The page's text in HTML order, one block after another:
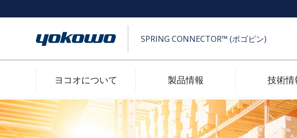
SPRING CONNECTOR™ (ポゴピン)
ヨコオについて 製品情報
SPRING CONNECTOR™ (ポゴピン)
技術情
高耐久